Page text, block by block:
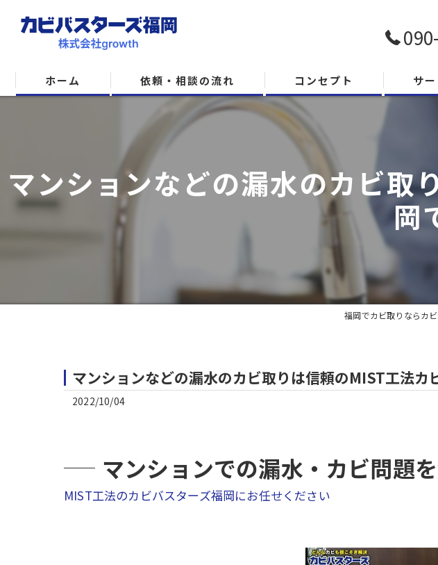
ホーム 依頼・相談の流れ コンセプト サ
マンションなどの漏水のカビ取
岡
福岡でカビ取りならカ
マンションなどの漏水のカビ取りは信頼のMIST工法カ
2022/10/04
マンションでの漏水・カビ問題
MIST工法のカビバスターズ福岡にお任せください